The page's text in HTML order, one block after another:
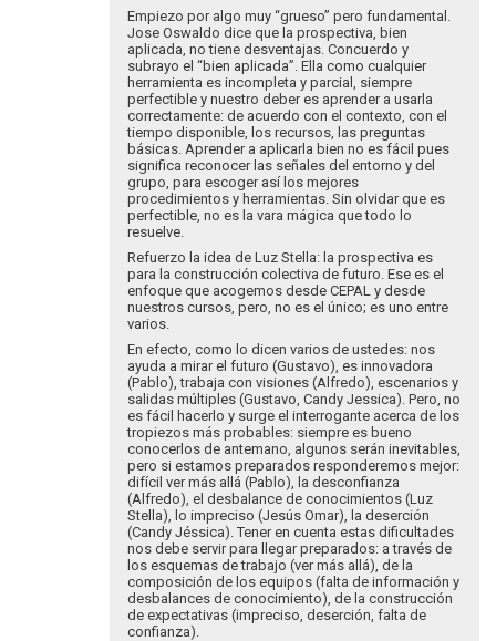
Empiezo por algo muy “grueso” pero fundamental.
Jose Oswaldo dice que la prospectiva, bien
aplicada, no tiene desventajas. Concuerdo y
subrayo el “bien aplicada”. Ella como cualquier
herramienta es incompleta y parcial, siempre
perfectible y nuestro deber es aprender a usarla
correctamente: de acuerdo con el contexto, con el
tiempo disponible, los recursos, las preguntas
básicas. Aprender a aplicarla bien no es fácil pues
significa reconocer las señales del entorno y del
grupo, para escoger así los mejores
procedimientos y herramientas. Sin olvidar que es
perfectible, no es la vara mágica que todo lo
resuelve.
Refuerzo la idea de Luz Stella: la prospectiva es
para la construcción colectiva de futuro. Ese es el
enfoque que acogemos desde CEPAL y desde
nuestros cursos, pero, no es el único; es uno entre
varios.
En efecto, como lo dicen varios de ustedes: nos
ayuda a mirar el futuro (Gustavo), es innovadora
(Pablo), trabaja con visiones (Alfredo), escenarios y
salidas múltiples (Gustavo, Candy Jessica). Pero, no
es fácil hacerlo y surge el interrogante acerca de los
tropiezos más probables: siempre es bueno
conocerlos de antemano, algunos serán inevitables,
pero si estamos preparados responderemos mejor:
difícil ver más allá (Pablo), la desconfianza
(Alfredo), el desbalance de conocimientos (Luz
Stella), lo impreciso (Jesús Omar), la deserción
(Candy Jéssica). Tener en cuenta estas dificultades
nos debe servir para llegar preparados: a través de
los esquemas de trabajo (ver más allá), de la
composición de los equipos (falta de información y
desbalances de conocimiento), de la construcción
de expectativas (impreciso, deserción, falta de
confianza).